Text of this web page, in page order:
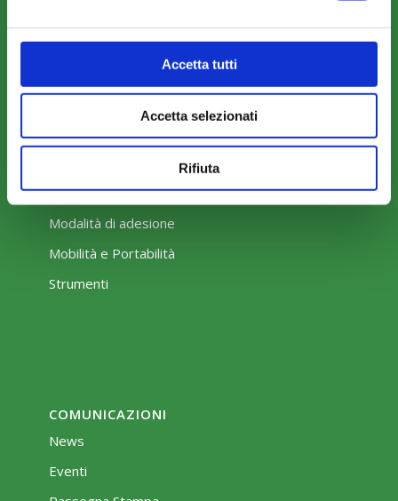
Accetta tutti
Accetta selezionati
Rifiuta
Amministrazione trasparente
COME ADERIRE
Modalità di adesione
Mobilità e Portabilità
Strumenti
COMUNICAZIONI
News
Eventi